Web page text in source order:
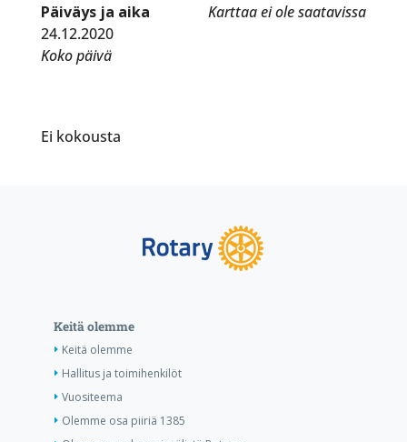
Karttaa ei ole saatavissa
Päiväys ja aika
24.12.2020
Koko päivä
Ei kokousta
Keitä olemme
Keitä olemme
Hallitus ja toimihenkilöt
Vuositeema
Olemme osa piiriä 1385